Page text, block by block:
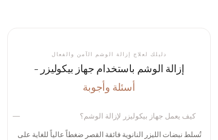
دليلك لعلاج إزالة الوشم الآمن والفعال
إزالة الوشم باستخدام جهاز بيكوليزر -
أسئلة وأجوبة
كيف يعمل جهاز بيكوليزر لإزالة الوشم؟
تُسلط نبضات الليزر النانوية فائقة القصر ضغطاً عالياً للغاية على